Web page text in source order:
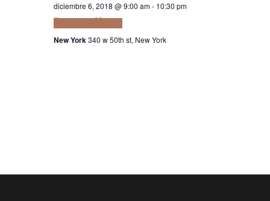
diciembre 6, 2018 @ 9:00 am- 10:30 pm
New York340 w 50th st, New York